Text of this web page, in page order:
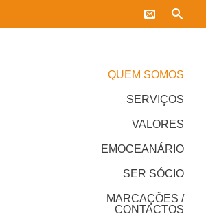
QUEM SOMOS
SERVIÇOS
VALORES
EMOCEANÁRIO
SER SÓCIO
MARCAÇÕES /
CONTACTOS